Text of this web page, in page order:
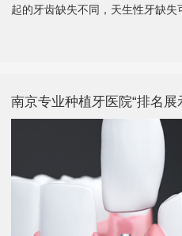
起的牙齿缺失不同，天生性牙缺失
南京专业种植牙医院“排名